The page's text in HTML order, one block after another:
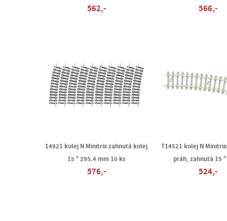
562,- 566,-
14921 kolej N Minitrix zahnutá kolej
15 ° 295.4 mm 10 ks
576,-
T14521 kolej N
práh, zahnutá 15
524,-